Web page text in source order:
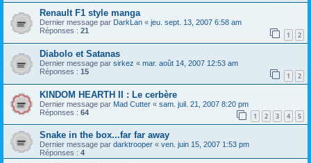
Renault F1 style manga
Dernier message par DarkLan « jeu. sept. 13, 2007 6:58 am
Réponses : 21 1 2
Diabolo et Satanas
Dernier message par sirkez « mar. août 14, 2007 12:53 am
Réponses : 15 1 2
KINDOM HEARTH II : Le cerbère
Dernier message par Mad Cutter « sam. juil. 21, 2007 8:20 pm
Réponses : 64 1 2 3 4 5
Snake in the box...far far away
Dernier message par darktrooper « ven. juin 15, 2007 1:53 pm
Réponses : 4